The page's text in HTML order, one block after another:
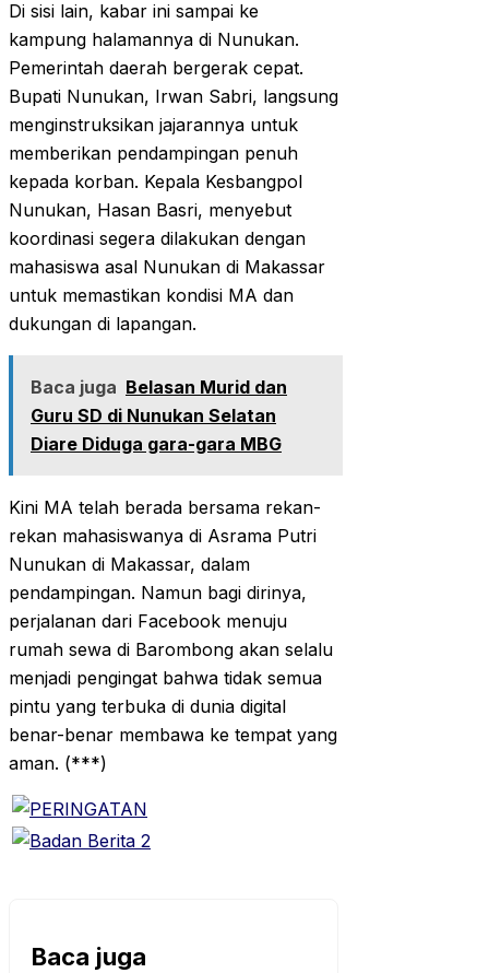
Di sisi lain, kabar ini sampai ke
kampung halamannya di Nunukan.
Pemerintah daerah bergerak cepat.
Bupati Nunukan, Irwan Sabri, langsung
menginstruksikan jajarannya untuk
memberikan pendampingan penuh
kepada korban. Kepala Kesbangpol
Nunukan, Hasan Basri, menyebut
koordinasi segera dilakukan dengan
mahasiswa asal Nunukan di Makassar
untuk memastikan kondisi MA dan
dukungan di lapangan.
Baca juga Belasan Murid dan
Guru SD di Nunukan Selatan
Diare Diduga gara-gara MBG
Kini MA telah berada bersama rekan-
rekan mahasiswanya di Asrama Putri
Nunukan di Makassar, dalam
pendampingan. Namun bagi dirinya,
perjalanan dari Facebook menuju
rumah sewa di Barombong akan selalu
menjadi pengingat bahwa tidak semua
pintu yang terbuka di dunia digital
benar-benar membawa ke tempat yang
aman. (***)
Baca juga